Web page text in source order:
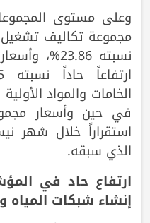
وعلى مستوى
مجموعة تكاليف تشغيل
نسبته
في حين وأسعار
الذي سبقه.
ارتفاع حاد في
إنشاء شبكات